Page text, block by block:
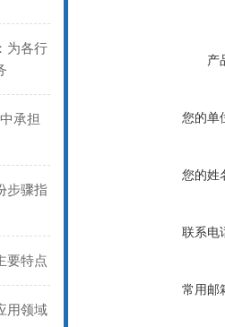
为各行
承担
步骤指
要特点
用领域
产
您的单
您的姓
联系电
常用邮